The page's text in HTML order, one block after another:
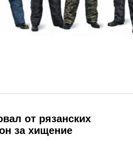
от рязанских
за хищение